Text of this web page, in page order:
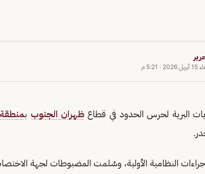
2026
· 5:21 م
البرية لحرس الحدود في قطاعظهران الجنوب ب
النظامية الأولية، وسُلمت المضبوطات لجهة